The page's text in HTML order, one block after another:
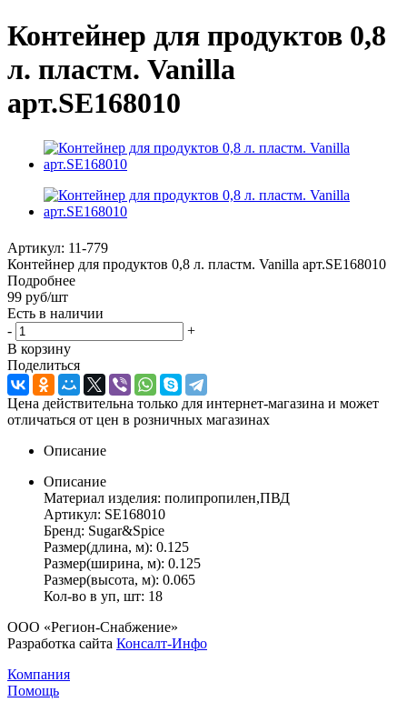
Контейнер для продуктов 0,8
л. пластм. Vanilla
арт.SE168010
Артикул: 11-779
Контейнер для продуктов 0,8 л. пластм. Vanilla арт.SE168010
Подробнее
99 руб/шт
Есть в наличии
-
+
В корзину
Поделиться
Цена действительна только для интернет-магазина и может
отличаться от цен в розничных магазинах
Описание
Описание
Материал изделия: полипропилен,ПВД
Артикул: SE168010
Бренд: Sugar&Spice
Размер(длина, м): 0.125
Размер(ширина, м): 0.125
Размер(высота, м): 0.065
Кол-во в уп, шт: 18
ООО «Регион-Снабжение»
Разработка сайта Консалт-Инфо
Компания
Помощь